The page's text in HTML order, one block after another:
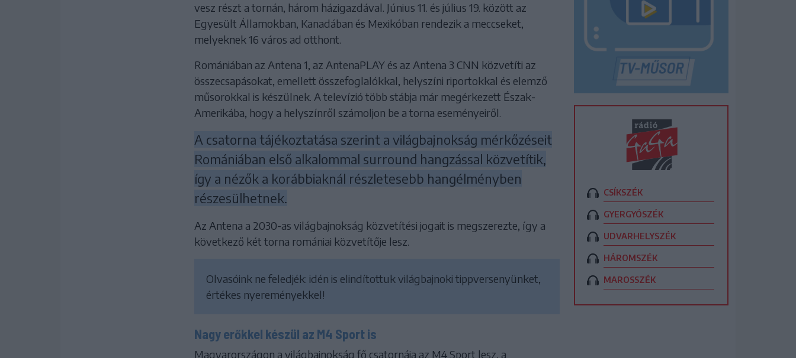
vesz részt a tornán, három házigazdával. Június 11. és július 19. között az
Egyesült Államokban, Kanadában és Mexikóban rendezik a meccseket,
melyeknek 16 város ad otthont.
Romániában az Antena 1, az AntenaPLAY és az Antena 3 CNN közvetíti az
összecsapásokat, emellett összefoglalókkal, helyszíni riportokkal és elemző
műsorokkal is készülnek. A televízió több stábja már megérkezett Észak-
Amerikába, hogy a helyszínről számoljon be a torna eseményeiről.
A csatorna tájékoztatása szerint a világbajnokság mérkőzéseit
Romániában első alkalommal surround hangzással közvetítik,
így a nézők a korábbiaknál részletesebb hangélményben
részesülhetnek.
Az Antena a 2030-as világbajnokság közvetítési jogait is megszerezte, így a
következő két torna romániai közvetítője lesz.
Olvasóink ne feledjék: idén is elindítottuk világbajnoki tippversenyünket,
értékes nyereményekkel!
Nagy erőkkel készül az M4 Sport is
Magyarországon a világbajnokság fő csatornája az M4 Sport lesz, a
CSÍKSZÉK
GYERGYÓSZÉK
UDVARHELYSZÉK
HÁROMSZÉK
MAROSSZÉK